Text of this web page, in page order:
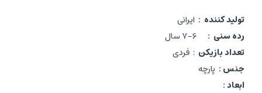
تولید کننده : ایرانی
رده سنی :
تعداد بازیکن : فردی
جنس : پارچه
ابعاد :